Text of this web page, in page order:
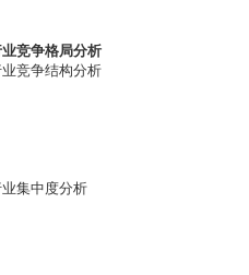
竞争格局分析
竞争结构分析
集中度分析